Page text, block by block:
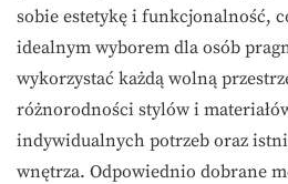
sobie estetykę i funkcjonalność,
idealnym wyborem dla osób
wykorzystać każdą wolną
różnorodności stylów i
indywidualnych potrzeb oraz
wnętrza. Odpowiednio dobrane